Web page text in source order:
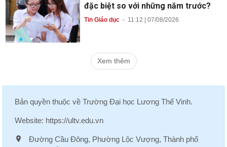
đặc biệt so với những năm trước?
Tin Giáo dục- 11:12 | 07/08/2026
Xem thêm
Bản quyền thuộc về Trường Đại học Lương Thế Vinh.
Website: https://ultv.edu.vn
Đường Cầu Đông, Phường Lộc Vượng, Thành phố